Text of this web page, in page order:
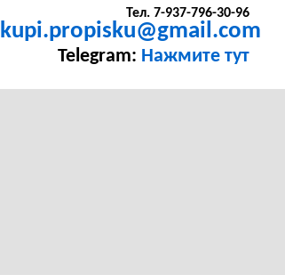
Тел. 7-937-796-30-96
kupi.propisku@gmail.com
Telegram: Нажмите тут